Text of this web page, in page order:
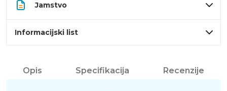
Jamstvo
Informacijski list
Opis Specifikacija Recenzije